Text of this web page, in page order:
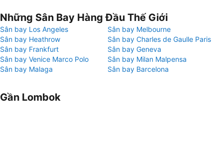
Những Sân Bay Hàng Đầu Thế Giới
Sân bay Los Angeles
Sân bay Melbourne
Sân bay Heathrow
Sân bay Charles de Gaulle Paris
Sân bay Frankfurt
Sân bay Geneva
Sân bay Venice Marco Polo
Sân bay Milan Malpensa
Sân bay Malaga
Sân bay Barcelona
Gần Lombok